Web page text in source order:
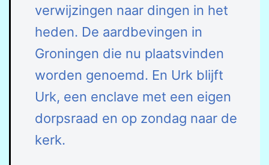
verwijzingen naar dingen in het
heden. De aardbevingen in
Groningen die nu plaatsvinden
worden genoemd. En Urk blijft
Urk, een enclave met een eigen
dorpsraad en op zondag naar de
kerk.